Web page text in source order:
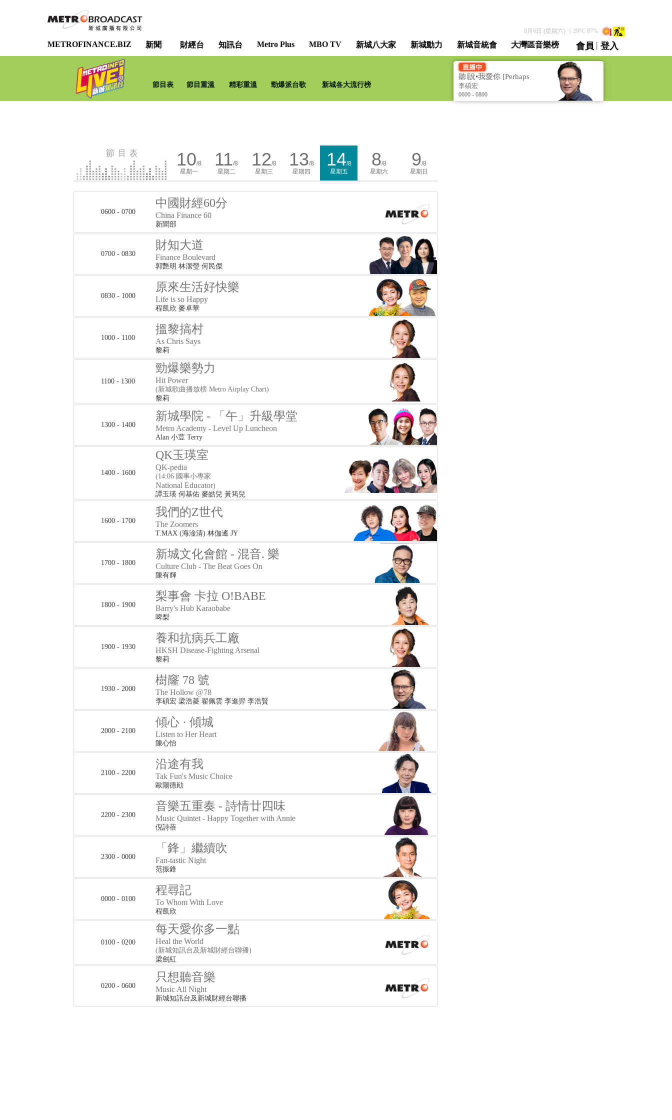
8月8日 (星期六)｜ 29°C 87%
METROFINANCE.BIZ 新聞 財經台 知訊台 Metro Plus MBO TV 新城八大家 新城動力 新城音統會 大灣區音樂榜 會員 | 登入
直播 / 重溫
節目表 節目重溫 精彩重溫 勁爆派台歌 新城各大流行榜
聽∣說•我愛你 [Perhaps
Love]
李碩宏
0600 - 0800
10/8
星期一
11/8
星期二
12/8
星期三
13/8
星期四
14/8
星期五
8/8
星期六
9/8
星期日
0600 - 0700
中國財經60分
China Finance 60
新聞部
0700 - 0830
財知大道
Finance Boulevard
郭艷明 林潔瑩 何民傑
0830 - 1000
原來生活好快樂
Life is so Happy
程凱欣 麥卓華
1000 - 1100
搵黎搞村
As Chris Says
黎莉
1100 - 1300
勁爆樂勢力
Hit Power
(新城歌曲播放榜 Metro Airplay Chart)
黎莉
1300 - 1400
新城學院 - 「午」升級學堂
Metro Academy - Level Up Luncheon
Alan 小荳 Terry
1400 - 1600
QK玉瑛室
QK-pedia
(14:06 國事小專家
National Educator)
譚玉瑛 何基佑 麥皓兒 黃筠兒
1600 - 1700
我們的Z世代
The Zoomers
T.MAX (海淦清) 林伽遙 JY
1700 - 1800
新城文化會館 - 混音. 樂
Culture Club - The Beat Goes On
陳有輝
1800 - 1900
梨事會 卡拉 O!BABE
Barry's Hub Karaobabe
啤梨
1900 - 1930
養和抗病兵工廠
HKSH Disease-Fighting Arsenal
黎莉
1930 - 2000
樹窿 78 號
The Hollow @78
李碩宏 梁浩菱 翟佩雲 李進羿 李浩賢
2000 - 2100
傾心 · 傾城
Listen to Her Heart
陳心怡
2100 - 2200
沿途有我
Tak Fun's Music Choice
歐陽德勛
2200 - 2300
音樂五重奏 - 詩情廿四味
Music Quintet - Happy Together with Annie
倪詩蓓
2300 - 0000
「鋒」繼續吹
Fan-tastic Night
范振鋒
0000 - 0100
程尋記
To Whom With Love
程凱欣
0100 - 0200
每天愛你多一點
Heal the World
(新城知訊台及新城財經台聯播)
梁劍紅
0200 - 0600
只想聽音樂
Music All Night
新城知訊台及新城財經台聯播